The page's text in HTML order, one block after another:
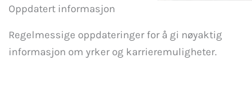
Oppdatert informasjon
Regelmessige oppdateringer for å gi nøyaktig
informasjon om yrker og karrieremuligheter.